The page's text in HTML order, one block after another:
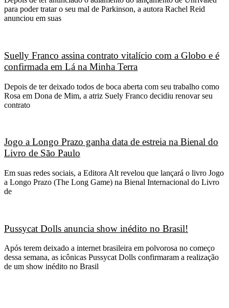
para poder tratar o seu mal de Parkinson, a autora Rachel Reid
anunciou em suas
Suelly Franco assina contrato vitalício com a Globo e é
confirmada em Lá na Minha Terra
Depois de ter deixado todos de boca aberta com seu trabalho como
Rosa em Dona de Mim, a atriz Suely Franco decidiu renovar seu
contrato
Jogo a Longo Prazo ganha data de estreia na Bienal do
Livro de São Paulo
Em suas redes sociais, a Editora Alt revelou que lançará o livro Jogo
a Longo Prazo (The Long Game) na Bienal Internacional do Livro
de
Pussycat Dolls anuncia show inédito no Brasil!
Após terem deixado a internet brasileira em polvorosa no começo
dessa semana, as icônicas Pussycat Dolls confirmaram a realização
de um show inédito no Brasil